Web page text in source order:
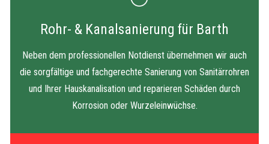
Rohr- & Kanalsanierung für Barth
Neben dem professionellen Notdienst übernehmen wir auch
die sorgfältige und fachgerechte Sanierung von Sanitärrohren
und Ihrer Hauskanalisation und reparieren Schäden durch
Korrosion oder Wurzeleinwüchse.